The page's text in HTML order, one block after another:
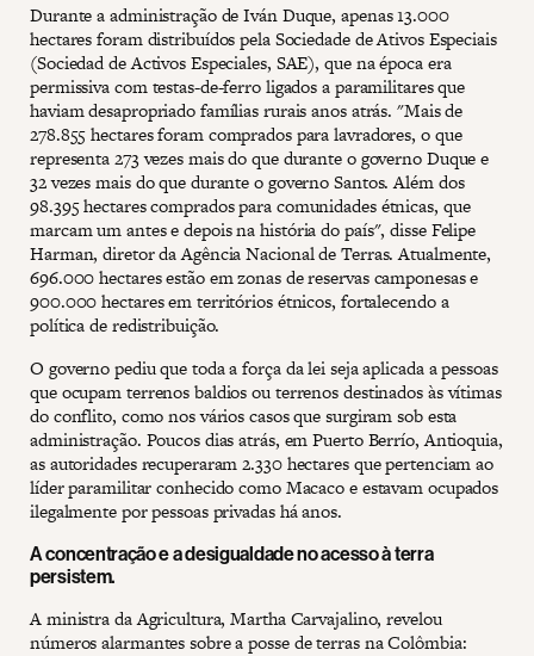
Durante a administração de Iván Duque, apenas 13.000
hectares foram distribuídos pela Sociedade de Ativos Especiais
(Sociedad de Activos Especiales, SAE), que na época era
permissiva com testas-de-ferro ligados a paramilitares que
haviam desapropriado famílias rurais anos atrás. "Mais de
278.855 hectares foram comprados para lavradores, o que
representa 273 vezes mais do que durante o governo Duque e
32 vezes mais do que durante o governo Santos. Além dos
98.395 hectares comprados para comunidades étnicas, que
marcam um antes e depois na história do país", disse Felipe
Harman, diretor da Agência Nacional de Terras. Atualmente,
696.000 hectares estão em zonas de reservas camponesas e
900.000 hectares em territórios étnicos, fortalecendo a
política de redistribuição.
O governo pediu que toda a força da lei seja aplicada a pessoas
que ocupam terrenos baldios ou terrenos destinados às vítimas
do conflito, como nos vários casos que surgiram sob esta
administração. Poucos dias atrás, em Puerto Berrío, Antioquia,
as autoridades recuperaram 2.330 hectares que pertenciam ao
líder paramilitar conhecido como Macaco e estavam ocupados
ilegalmente por pessoas privadas há anos.
A concentração e a desigualdade no acesso à terra
persistem.
A ministra da Agricultura, Martha Carvajalino, revelou
números alarmantes sobre a posse de terras na Colômbia: